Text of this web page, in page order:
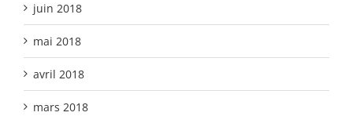
juin 2018
mai 2018
avril 2018
mars 2018